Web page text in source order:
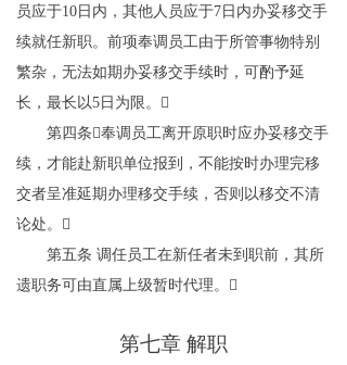
员应于10 日内，其他人员应于7 日内办妥移交手
续就任新职。前项奉调员工由于所管事物特别
繁杂，无法如期办妥移交手续时，可酌予延
长，最长以5 日为限。

第四条 奉调员工离开原职时应办妥移交手
续，才能赴新职单位报到，不能按时办理完移
交者呈准延期办理移交手续，否则以移交不清
论处。

第五条 调任员工在新任者未到职前，其所
遗职务可由直属上级暂时代理。

第七章 解职